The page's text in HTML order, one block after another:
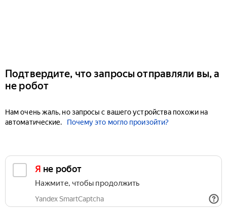
Подтвердите, что запросы отправляли вы, а
не робот
Нам очень жаль, но запросы с вашего устройства похожи на
автоматические.
Почему это могло произойти?
Я не робот
Нажмите, чтобы продолжить
Yandex SmartCaptcha